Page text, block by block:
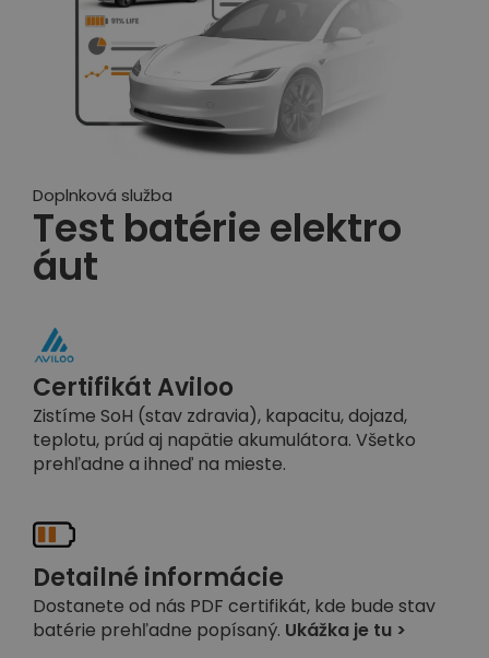
Doplnková služba
Test batérie elektro
áut
Certifikát Aviloo
Zistíme SoH (stav zdravia), kapacitu, dojazd,
teplotu, prúd aj napätie akumulátora. Všetko
prehľadne a ihneď na mieste.
Detailné informácie
Dostanete od nás PDF certifikát, kde bude stav
batérie prehľadne popísaný. Ukážka je tu >